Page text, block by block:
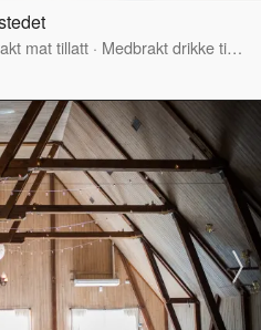
mat tillatt · Medbrakt drikke tillatt